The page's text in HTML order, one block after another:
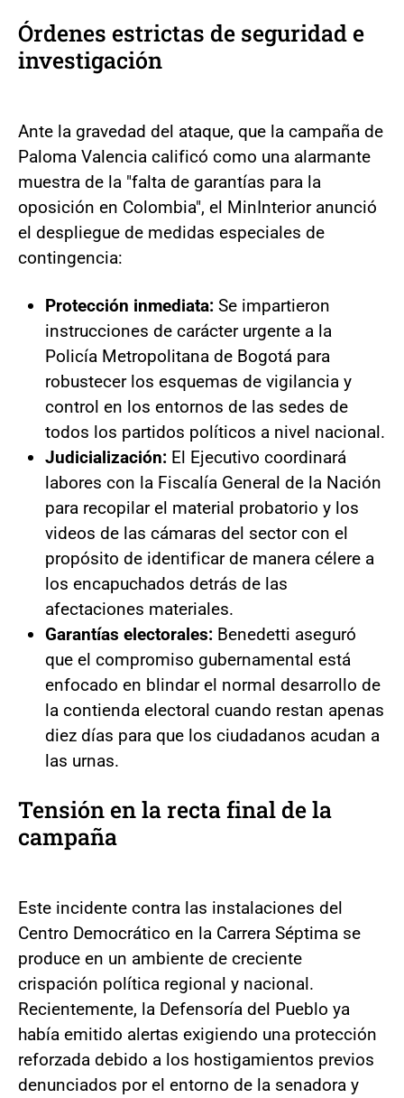
Órdenes estrictas de seguridad e
investigación
Ante la gravedad del ataque, que la campaña de
Paloma Valencia calificó como una alarmante
muestra de la "falta de garantías para la
oposición en Colombia", el MinInterior anunció
el despliegue de medidas especiales de
contingencia:
Protección inmediata: Se impartieron
instrucciones de carácter urgente a la
Policía Metropolitana de Bogotá para
robustecer los esquemas de vigilancia y
control en los entornos de las sedes de
todos los partidos políticos a nivel nacional.
Judicialización: El Ejecutivo coordinará
labores con la Fiscalía General de la Nación
para recopilar el material probatorio y los
videos de las cámaras del sector con el
propósito de identificar de manera célere a
los encapuchados detrás de las
afectaciones materiales.
Garantías electorales: Benedetti aseguró
que el compromiso gubernamental está
enfocado en blindar el normal desarrollo de
la contienda electoral cuando restan apenas
diez días para que los ciudadanos acudan a
las urnas.
Tensión en la recta final de la
campaña
Este incidente contra las instalaciones del
Centro Democrático en la Carrera Séptima se
produce en un ambiente de creciente
crispación política regional y nacional.
Recientemente, la Defensoría del Pueblo ya
había emitido alertas exigiendo una protección
reforzada debido a los hostigamientos previos
denunciados por el entorno de la senadora y